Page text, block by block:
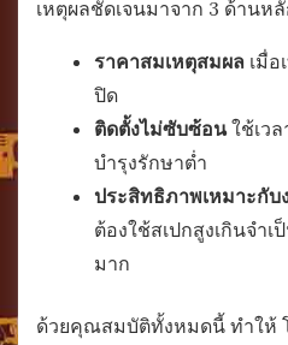
เหตุผลชัดเจนมาจาก 3 ด้านห
ราคาสมเหตุสมผล เมื่
ปิด
ติดตั้งไม่ซับซ้อนใช้เว
บำรุงรักษาต่ำ
ประสิทธิภาพเหมาะกั
ต้องใช้สเปกสูงเกินจำ
มาก
ด้วยคุณสมบัติทั้งหมดนี้ ทำให้